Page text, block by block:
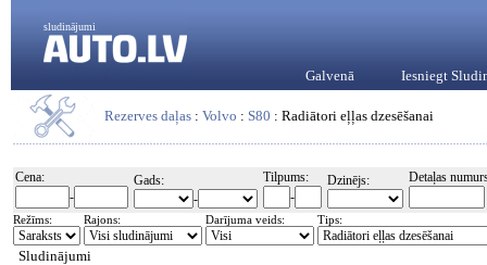
sludinājumi
Galvenā Iesniegt
Rezerves daļas : Volvo : S80 : Radiātori eļļas dzesēšanai
Cena:
-
Gads:
-
Tilpums:
-
Dzinējs: Detaļas
Režīms: Rajons: Darījuma veids: Tips:
Sludinājumi